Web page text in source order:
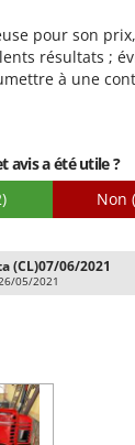
pour son
résultats ;
à une
avis a été utile ?
Non
(CL)07/06/2021
26/05/2021